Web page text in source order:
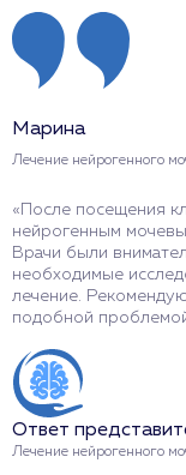
Марина
Лечение нейрогенного
«После посещения
нейрогенным
Врачи были
необходимые
лечение.
подобной
Ответ
Лечение нейрогенного